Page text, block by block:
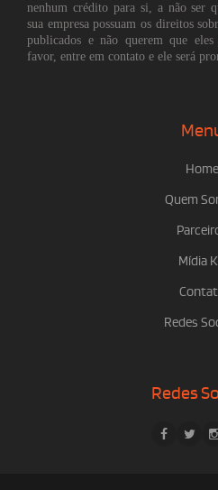
nenhum crédito para si, a não ser
sua empresa possuam os direitos
publicados e não querem que
favor, entre em contato e ele será
Home
Quem
Mídia
Redes
Redes